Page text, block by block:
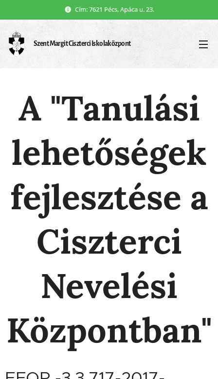
Cím: 7621 Pécs, Apáca u. 23.
Szent Margit Ciszterci Iskolaközpont
A "Tanulási
lehetőségek
fejlesztése a
Ciszterci
Nevelési
Központban"